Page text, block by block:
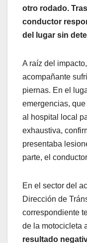
otro rodado.
conductor
del lugar sin
A raíz del
acompañante
piernas. En el
emergencias,
al hospital local
exhaustiva,
presentaba
parte, el
En el sector del
Dirección de
correspondiente
de la motocicleta
resultado